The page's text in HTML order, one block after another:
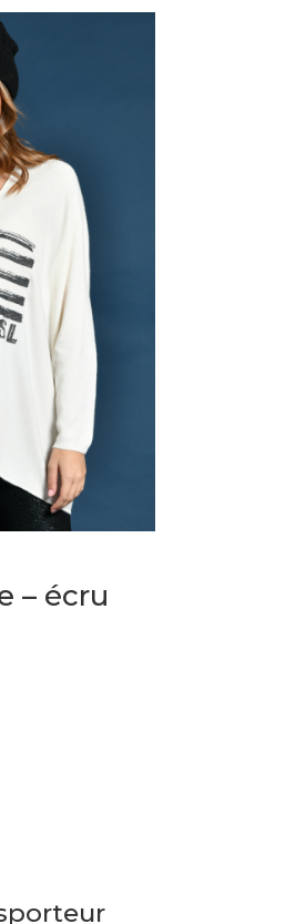
– écru